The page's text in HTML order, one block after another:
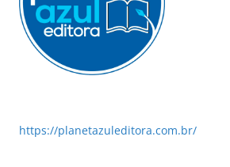
https://planetazuleditora.com.br/